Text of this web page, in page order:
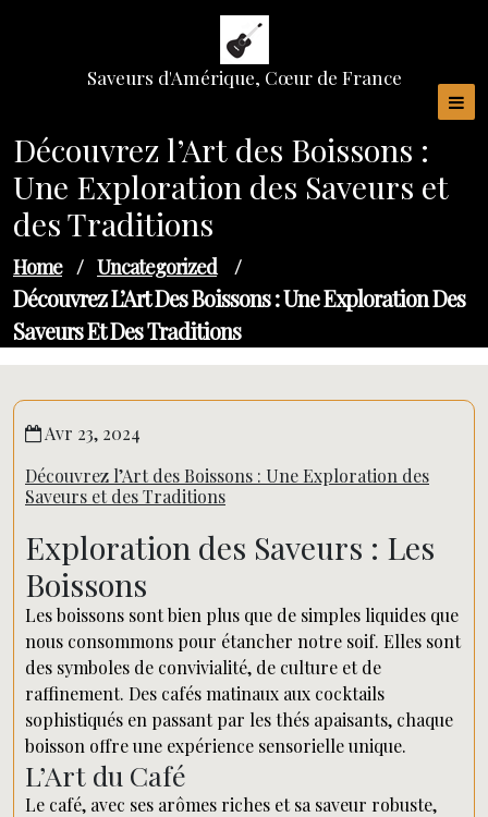
Saveurs d'Amérique, Cœur de France
Découvrez l’Art des Boissons :
Une Exploration des Saveurs et
des Traditions
Home / Uncategorized /
Découvrez L’Art Des Boissons : Une Exploration Des
Saveurs Et Des Traditions
Avr 23, 2024
Découvrez l’Art des Boissons : Une Exploration des
Saveurs et des Traditions
Exploration des Saveurs : Les
Boissons
Les boissons sont bien plus que de simples liquides que
nous consommons pour étancher notre soif. Elles sont
des symboles de convivialité, de culture et de
raffinement. Des cafés matinaux aux cocktails
sophistiqués en passant par les thés apaisants, chaque
boisson offre une expérience sensorielle unique.
L’Art du Café
Le café, avec ses arômes riches et sa saveur robuste,